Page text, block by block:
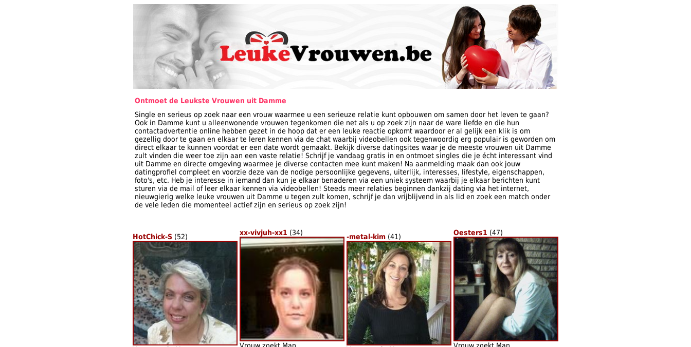
Ontmoet de Leukste Vrouwen uit Damme
Single en serieus op zoek naar een vrouw waarmee u een serieuze relatie kunt opbouwen om samen door het leven te gaan?
Ook in Damme kunt u alleenwonende vrouwen tegenkomen die net als u op zoek zijn naar de ware liefde en die hun
contactadvertentie online hebben gezet in de hoop dat er een leuke reactie opkomt waardoor er al gelijk een klik is om
gezellig door te gaan en elkaar te leren kennen via de chat waarbij videobellen ook tegenwoordig erg populair is geworden om
direct elkaar te kunnen voordat er een date wordt gemaakt. Bekijk diverse datingsites waar je de meeste vrouwen uit Damme
zult vinden die weer toe zijn aan een vaste relatie! Schrijf je vandaag gratis in en ontmoet singles die je écht interessant vind
uit Damme en directe omgeving waarmee je diverse contacten mee kunt maken! Na aanmelding maak dan ook jouw
datingprofiel compleet en voorzie deze van de nodige persoonlijke gegevens, uiterlijk, interesses, lifestyle, eigenschappen,
foto's, etc. Heb je interesse in iemand dan kun je elkaar benaderen via een uniek systeem waarbij je elkaar berichten kunt
sturen via de mail of leer elkaar kennen via videobellen! Steeds meer relaties beginnen dankzij dating via het internet,
nieuwgierig welke leuke vrouwen uit Damme u tegen zult komen, schrijf je dan vrijblijvend in als lid en zoek een match onder
de vele leden die momenteel actief zijn en serieus op zoek zijn!
HotChick-S (52) xx-vivjuh-xx1 (34) -metal-kim (41) Oesters1 (47)